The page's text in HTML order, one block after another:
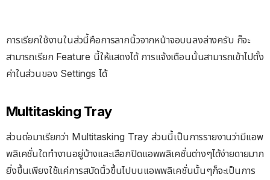
การเรียกใช้งานในส่วนี้คือการลากนิ้วจากหน้าจอบนลงล่างครับ ก็จะ
สามารถเรียก Feature นี้ให้แสดงได้ การแจ้งเตือนนั้นสามารถเข้าไปตั้ง
ค่าในส่วนของ Settings ได้
Multitasking Tray
ส่วนต่อมาเรียกว่า Multitasking Tray ส่วนนี้เป็นการรายงานว่ามีแอพ
พลิเคชั่นใดทำงานอยู่บ้างและเลือกปิดแอพพลิเคชั่นต่างๆได้ง่ายดายมาก
ยิ่งขึ้นเพียงใช้แค่การสบัดนิ้วขึ้นไปบนแอพพลิเคชั่นนั้นๆก็จะเป็นการ